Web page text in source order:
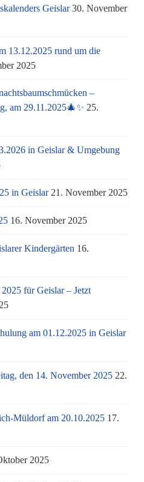
Geislar 30. November
13.12.2025 rund um die
2025
–
am 29.11.2025🎄✨ 25.
in Geislar & Umgebung
in Geislar 21. November 2025
16. November 2025
Kindergärten 16.
für Geislar – Jetzt
am 01.12.2025 in Geislar
den 14. November 2025 22.
Müldorf am 20.10.2025 17.
2025